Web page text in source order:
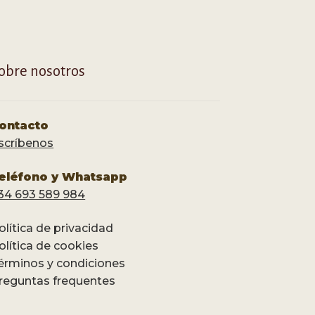
nosotros
y Whatsapp
693 589 984
de privacidad
de cookies
y condiciones
frequentes